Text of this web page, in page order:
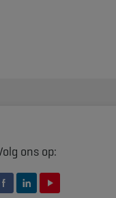
ons op: